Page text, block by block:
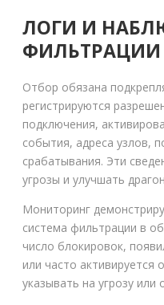
ЛОГИ И
ФИЛЬТРАЦИИ
Отбор обязана
регистрируются
подключения,
события, адреса узлов,
срабатывания. Эти
угрозы и улучшать
Мониторинг
система фильтрации в
число блокировок,
или часто активируется
указывать на угрозу или